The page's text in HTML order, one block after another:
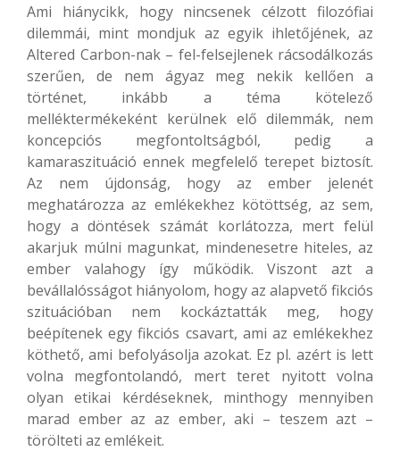
Ami hiánycikk, hogy nincsenek célzott filozófiai
dilemmái, mint mondjuk az egyik ihletőjének, az
Altered Carbon-nak – fel-felsejlenek rácsodálkozás
szerűen, de nem ágyaz meg nekik kellően a
történet, inkább a téma kötelező
melléktermékeként kerülnek elő dilemmák, nem
koncepciós megfontoltságból, pedig a
kamaraszituáció ennek megfelelő terepet biztosít.
Az nem újdonság, hogy az ember jelenét
meghatározza az emlékekhez kötöttség, az sem,
hogy a döntések számát korlátozza, mert felül
akarjuk múlni magunkat, mindenesetre hiteles, az
ember valahogy így működik. Viszont azt a
bevállalósságot hiányolom, hogy az alapvető fikciós
szituációban nem kockáztatták meg, hogy
beépítenek egy fikciós csavart, ami az emlékekhez
köthető, ami befolyásolja azokat. Ez pl. azért is lett
volna megfontolandó, mert teret nyitott volna
olyan etikai kérdéseknek, minthogy mennyiben
marad ember az az ember, aki – teszem azt –
törölteti az emlékeit.